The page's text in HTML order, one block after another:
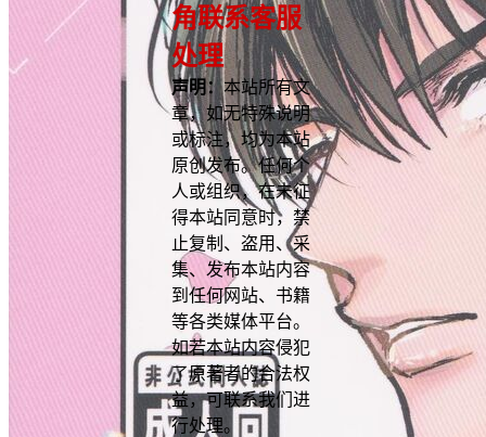
角联系客服
处理
声明：本站所有文
章，如无特殊说明
或标注，均为本站
原创发布。任何个
人或组织，在未征
得本站同意时，禁
止复制、盗用、采
集、发布本站内容
到任何网站、书籍
等各类媒体平台。
如若本站内容侵犯
了原著者的合法权
益，可联系我们进
行处理。